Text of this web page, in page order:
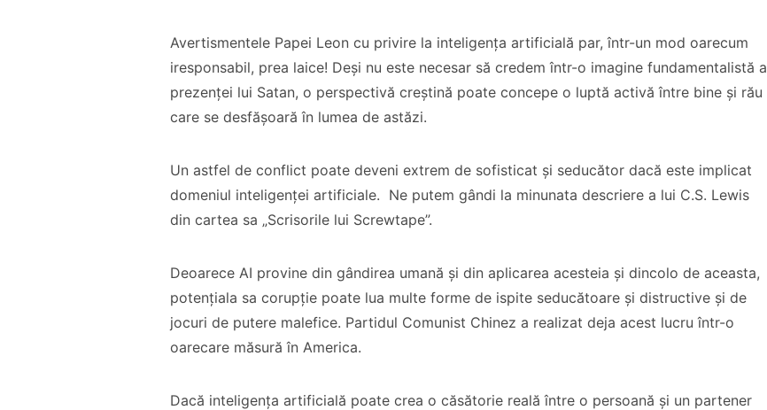
Avertismentele Papei Leon cu privire la inteligența artificială par, într-un mod oarecum
iresponsabil, prea laice! Deși nu este necesar să credem într-o imagine fundamentalistă a
prezenței lui Satan, o perspectivă creștină poate concepe o luptă activă între bine și rău
care se desfășoară în lumea de astăzi.
Un astfel de conflict poate deveni extrem de sofisticat și seducător dacă este implicat
domeniul inteligenței artificiale. Ne putem gândi la minunata descriere a lui C.S. Lewis
din cartea sa „Scrisorile lui Screwtape”.
Deoarece AI provine din gândirea umană și din aplicarea acesteia și dincolo de aceasta,
potențiala sa corupție poate lua multe forme de ispite seducătoare și distructive și de
jocuri de putere malefice. Partidul Comunist Chinez a realizat deja acest lucru într-o
oarecare măsură în America.
Dacă inteligența artificială poate crea o căsătorie reală între o persoană și un partener